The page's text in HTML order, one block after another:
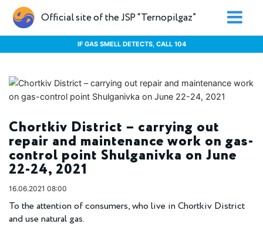
Official site of the JSP “Ternopilgaz”
IF GAS SMELL DETECTS, CALL 104
Chortkiv District – carrying out
repair and maintenance work on gas-
control point Shulganivka on June
22-24, 2021
16.06.2021 08:00
To the attention of consumers, who live in Chortkiv District
and use natural gas.